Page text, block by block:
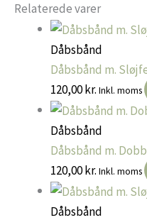
Relaterede varer
Dåbsbånd
Dåbsbånd m.
120,00kr. Inkl. moms
Dåbsbånd
Dåbsbånd m.
120,00kr. Inkl. moms
Dåbsbånd